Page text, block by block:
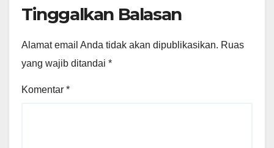
Tinggalkan Balasan
Alamat email Anda tidak akan dipublikasikan. Ruas
yang wajib ditandai *
Komentar *